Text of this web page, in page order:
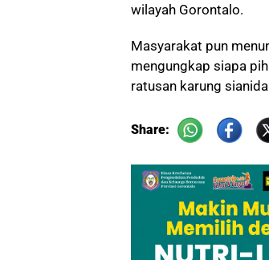
wilayah Gorontalo.
Masyarakat pun
mengungkap siapa
ratusan karung
Share: